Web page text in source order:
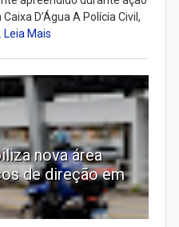
D’Água A Polícia Civil,
Leia Mais
nova área
de direção em